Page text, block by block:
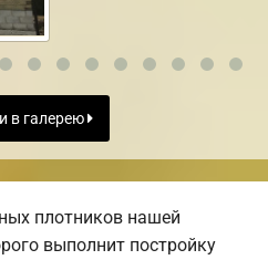
в галерею
плотников нашей
выполнит постройку